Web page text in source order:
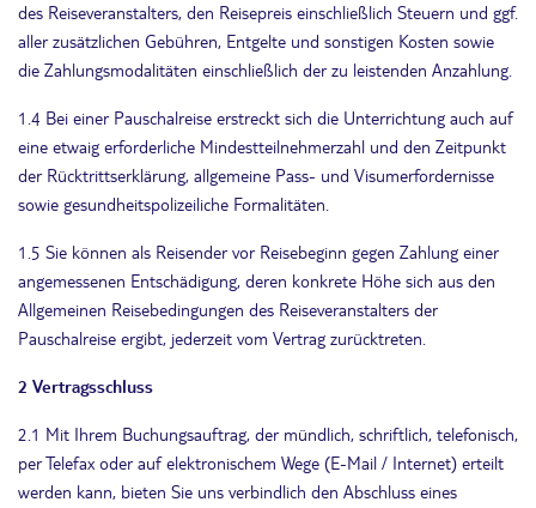
des Reiseveranstalters, den Reisepreis einschließlich Steuern und ggf.
aller zusätzlichen Gebühren, Entgelte und sonstigen Kosten sowie
die Zahlungsmodalitäten einschließlich der zu leistenden Anzahlung.
1.4 Bei einer Pauschalreise erstreckt sich die Unterrichtung auch auf
eine etwaig erforderliche Mindestteilnehmerzahl und den Zeitpunkt
der Rücktrittserklärung, allgemeine Pass- und Visumerfordernisse
sowie gesundheitspolizeiliche Formalitäten.
1.5 Sie können als Reisender vor Reisebeginn gegen Zahlung einer
angemessenen Entschädigung, deren konkrete Höhe sich aus den
Allgemeinen Reisebedingungen des Reiseveranstalters der
Pauschalreise ergibt, jederzeit vom Vertrag zurücktreten.
2 Vertragsschluss
2.1 Mit Ihrem Buchungsauftrag, der mündlich, schriftlich, telefonisch,
per Telefax oder auf elektronischem Wege (E-Mail / Internet) erteilt
werden kann, bieten Sie uns verbindlich den Abschluss eines